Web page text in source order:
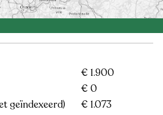
€ 1.900
€ 0
geïndexeerd)
€ 1.073